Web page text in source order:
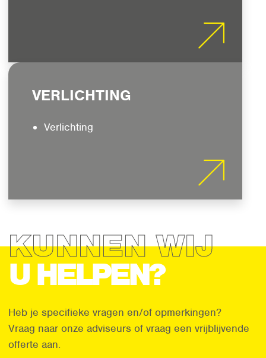
VERLICHTING
Verlichting
KUNNEN WIJ
U HELPEN?
Heb je specifieke vragen en/of opmerkingen?
Vraag naar onze adviseurs of vraag een vrijblijvende
offerte aan.